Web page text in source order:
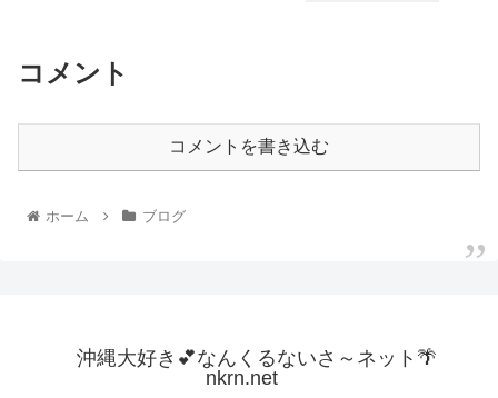
コメント
コメントを書き込む
ホーム ブログ
沖縄大好き💕なんくるないさ～ネット🌴
nkrn.net